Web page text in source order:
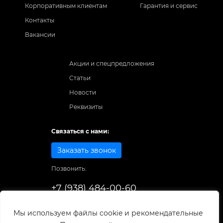
Мы используем файлы cookie и рекомендательные
Корпоративным клиентам
Контакты
Вакансии
Гарантия и сервис
Акции и спецпредложения
Статьи
Новости
Реквизиты
Связаться с нами:
Заказать звонок
Позвонить:
+7 (938) 484-00-60